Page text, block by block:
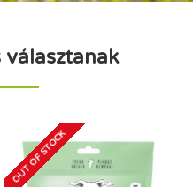
választanak
OUT OF STOCK